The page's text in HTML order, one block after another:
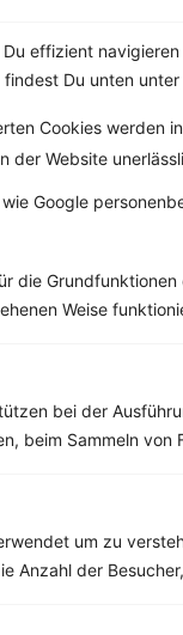
effizient
Du unten
Cookies werden
der Website
Google
die
Weise
bei der
beim Sammeln
um zu
Anzahl der
Salz ist ein
und aus
nicht mehr